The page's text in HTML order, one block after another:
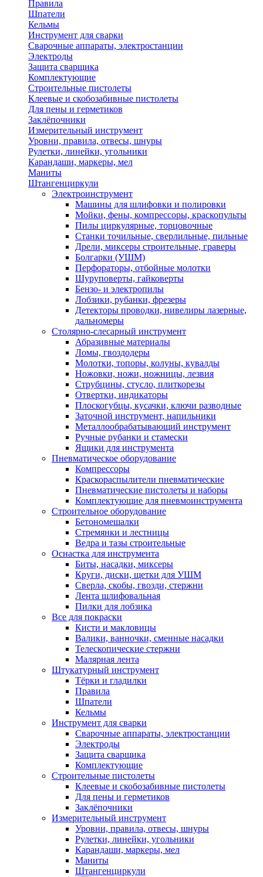
Правила
Шпатели
Кельмы
Инструмент для сварки
Сварочные аппараты, электростанции
Электроды
Защита сварщика
Комплектующие
Строительные пистолеты
Клеевые и скобозабивные пистолеты
Для пены и герметиков
Заклёпочники
Измерительный инструмент
Уровни, правила, отвесы, шнуры
Рулетки, линейки, угольники
Карандаши, маркеры, мел
Маниты
Штангенциркули
Электроинструмент
Машины для шлифовки и полировки
Мойки, фены, компрессоры, краскопульты
Пилы циркулярные, торцовочные
Станки точильные, сверлильные, пильные
Дрели, миксеры строительные, граверы
Болгарки (УШМ)
Перфораторы, отбойные молотки
Шуруповерты, гайковерты
Бензо- и электропилы
Лобзики, рубанки, фрезеры
Детекторы проводки, нивелиры лазерные,
дальномеры
Столярно-слесарный инструмент
Абразивные материалы
Ломы, гвоздодеры
Молотки, топоры, колуны, кувалды
Ножовки, ножи, ножницы, лезвия
Струбцины, стусло, плиткорезы
Отвертки, индикаторы
Плоскогубцы, кусачки, ключи разводные
Заточной инструмент, напильники
Металлообрабатывающий инструмент
Ручные рубанки и стамески
Ящики для инструмента
Пневматическое оборудование
Компрессоры
Краскораспылители пневматические
Пневматические пистолеты и наборы
Комплектующие для пневмоинструмента
Строительное оборудование
Бетономешалки
Стремянки и лестницы
Ведра и тазы строительные
Оснастка для инструмента
Биты, насадки, миксеры
Круги, диски, щетки для УШМ
Сверла, скобы, гвозди, стержни
Лента шлифовальная
Пилки для лобзика
Все для покраски
Кисти и макловицы
Валики, ванночки, сменные насадки
Телескопические стержни
Малярная лента
Штукатурный инструмент
Тёрки и гладилки
Правила
Шпатели
Кельмы
Инструмент для сварки
Сварочные аппараты, электростанции
Электроды
Защита сварщика
Комплектующие
Строительные пистолеты
Клеевые и скобозабивные пистолеты
Для пены и герметиков
Заклёпочники
Измерительный инструмент
Уровни, правила, отвесы, шнуры
Рулетки, линейки, угольники
Карандаши, маркеры, мел
Маниты
Штангенциркули